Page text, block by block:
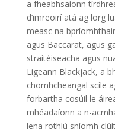
a fheabhsaíonn
d’imreoirí atá ag lorg
measc na
agus Baccarat, agus
straitéiseacha agus
Ligeann Blackjack, a
chomhcheangal scile
forbartha cosúil le
mhéadaíonn a n-
lena rothlú sníomh